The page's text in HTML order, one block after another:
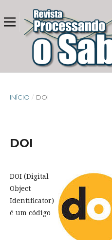
INÍCIO / DOI
DOI
DOI (Digital
Object
Identificator)
é um código